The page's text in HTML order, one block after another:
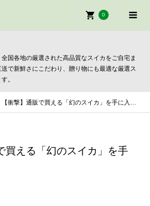
0
国各地の厳選された高品質なスイカをご自宅ま
で新鮮さにこだわり、贈り物にも最適な厳選ス
。
【衝撃】通販で買える「幻のスイカ」を手に入れる方法
買える「幻のスイカ」を手